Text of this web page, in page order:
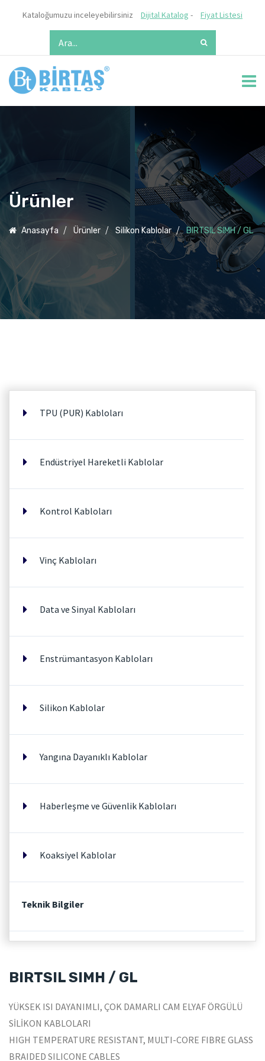
Kataloğumuzu inceleyebilirsiniz Dijital Katalog - Fiyat Listesi
Ürünler
Anasayfa Ürünler Silikon Kablolar BIRTSIL SIMH / GL
BIRTSIL SIMH / GL
YÜKSEK ISI DAYANIMLI, ÇOK DAMARLI CAM ELYAF ÖRGÜLÜ
SİLİKON KABLOLARI
HIGH TEMPERATURE RESISTANT, MULTI-CORE FIBRE GLASS
BRAIDED SILICONE CABLES
TPU (PUR) Kabloları
Endüstriyel Hareketli Kablolar
Kontrol Kabloları
Vinç Kabloları
Data ve Sinyal Kabloları
Enstrümantasyon Kabloları
Silikon Kablolar
Yangına Dayanıklı Kablolar
Haberleşme ve Güvenlik Kabloları
Koaksiyel Kablolar
Teknik Bilgiler